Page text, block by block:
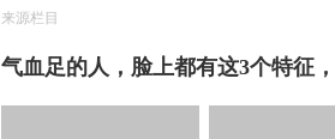
来源栏目
气血足的人，脸上都有这3个特征